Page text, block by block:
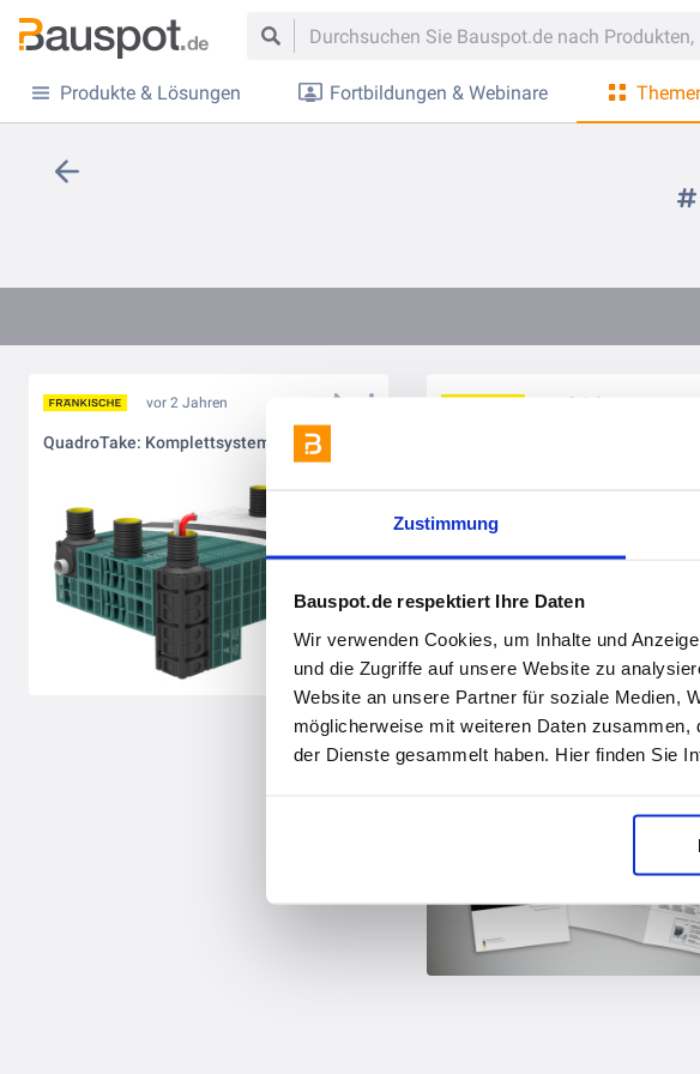
Zustimmung
Bauspot.de respektiert Ihre Daten
Wir verwenden Cookies, um Inhalte und
und die Zugriffe auf unsere Website zu
Website an unsere Partner für soziale Medien,
möglicherweise mit weiteren Daten
der Dienste gesammelt haben. Hier finden Sie
Produkte & Lösungen Fortbildungen & Webinare
vor 2 Jahren vor 2 Jahren
vor 3 Jahren